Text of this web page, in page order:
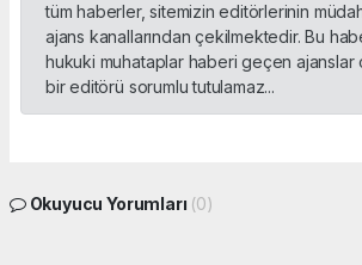
tüm haberler, sitemizin editörlerinin
ajans kanallarından çekilmektedir. Bu
hukuki muhataplar haberi geçen ajanslar
bir editörü sorumlu tutulamaz...
Okuyucu Yorumları (0)